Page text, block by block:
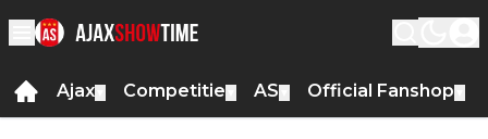
Ajax Competitie AS Official Fanshop